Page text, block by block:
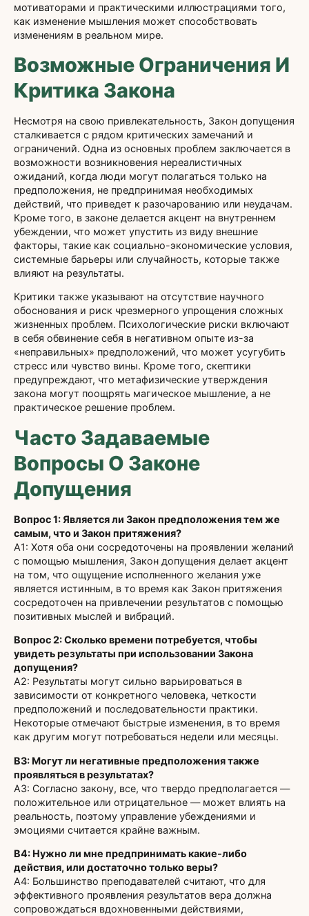
мотиваторами и практическими иллюстрациями того,
как изменение мышления может способствовать
изменениям в реальном мире.
Возможные Ограничения И
Критика Закона
Несмотря на свою привлекательность, Закон допущения
сталкивается с рядом критических замечаний и
ограничений. Одна из основных проблем заключается в
возможности возникновения нереалистичных
ожиданий, когда люди могут полагаться только на
предположения, не предпринимая необходимых
действий, что приведет к разочарованию или неудачам.
Кроме того, в законе делается акцент на внутреннем
убеждении, что может упустить из виду внешние
факторы, такие как социально-экономические условия,
системные барьеры или случайность, которые также
влияют на результаты.
Критики также указывают на отсутствие научного
обоснования и риск чрезмерного упрощения сложных
жизненных проблем. Психологические риски включают
в себя обвинение себя в негативном опыте из-за
«неправильных» предположений, что может усугубить
стресс или чувство вины. Кроме того, скептики
предупреждают, что метафизические утверждения
закона могут поощрять магическое мышление, а не
практическое решение проблем.
Часто Задаваемые
Вопросы О Законе
Допущения
Вопрос 1: Является ли Закон предположения тем же
самым, что и Закон притяжения?
А1: Хотя оба они сосредоточены на проявлении желаний
с помощью мышления, Закон допущения делает акцент
на том, что ощущение исполненного желания уже
является истинным, в то время как Закон притяжения
сосредоточен на привлечении результатов с помощью
позитивных мыслей и вибраций.
Вопрос 2: Сколько времени потребуется, чтобы
увидеть результаты при использовании Закона
допущения?
A2: Результаты могут сильно варьироваться в
зависимости от конкретного человека, четкости
предположений и последовательности практики.
Некоторые отмечают быстрые изменения, в то время
как другим могут потребоваться недели или месяцы.
В3: Могут ли негативные предположения также
проявляться в результатах?
A3: Согласно закону, все, что твердо предполагается —
положительное или отрицательное — может влиять на
реальность, поэтому управление убеждениями и
эмоциями считается крайне важным.
В4: Нужно ли мне предпринимать какие-либо
действия, или достаточно только веры?
A4: Большинство преподавателей считают, что для
эффективного проявления результатов вера должна
сопровождаться вдохновенными действиями,